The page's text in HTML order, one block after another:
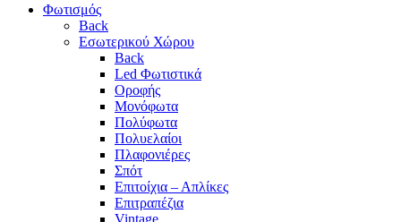
Φωτισμός
Back
Εσωτερικού Χώρου
Back
Led Φωτιστικά
Οροφής
Μονόφωτα
Πολύφωτα
Πολυελαίοι
Πλαφονιέρες
Σπότ
Επιτοίχια – Απλίκες
Επιτραπέζια
Vintage